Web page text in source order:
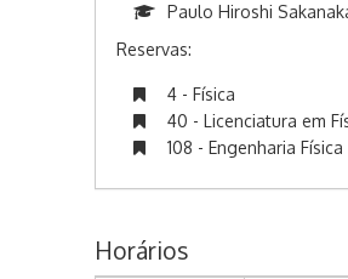
Paulo Hiroshi
Reservas:
4 - Física
40 - Licenciatura em
108 - Engenharia Física
Horários